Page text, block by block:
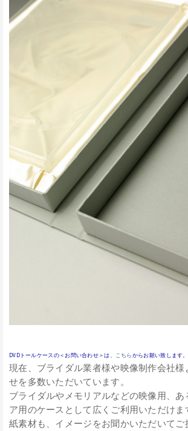
DVDトールケースの＜お問い合わせ＞は、 こちらからお願い致します。
現在、ブライダル業者様や映像制作会社様
せを多数いただいています。
ブライダルやメモリアルなどの映像用、あ
ア用のケースとして広くご利用いただけま
紙素材も、イメージをお聞かいただいて